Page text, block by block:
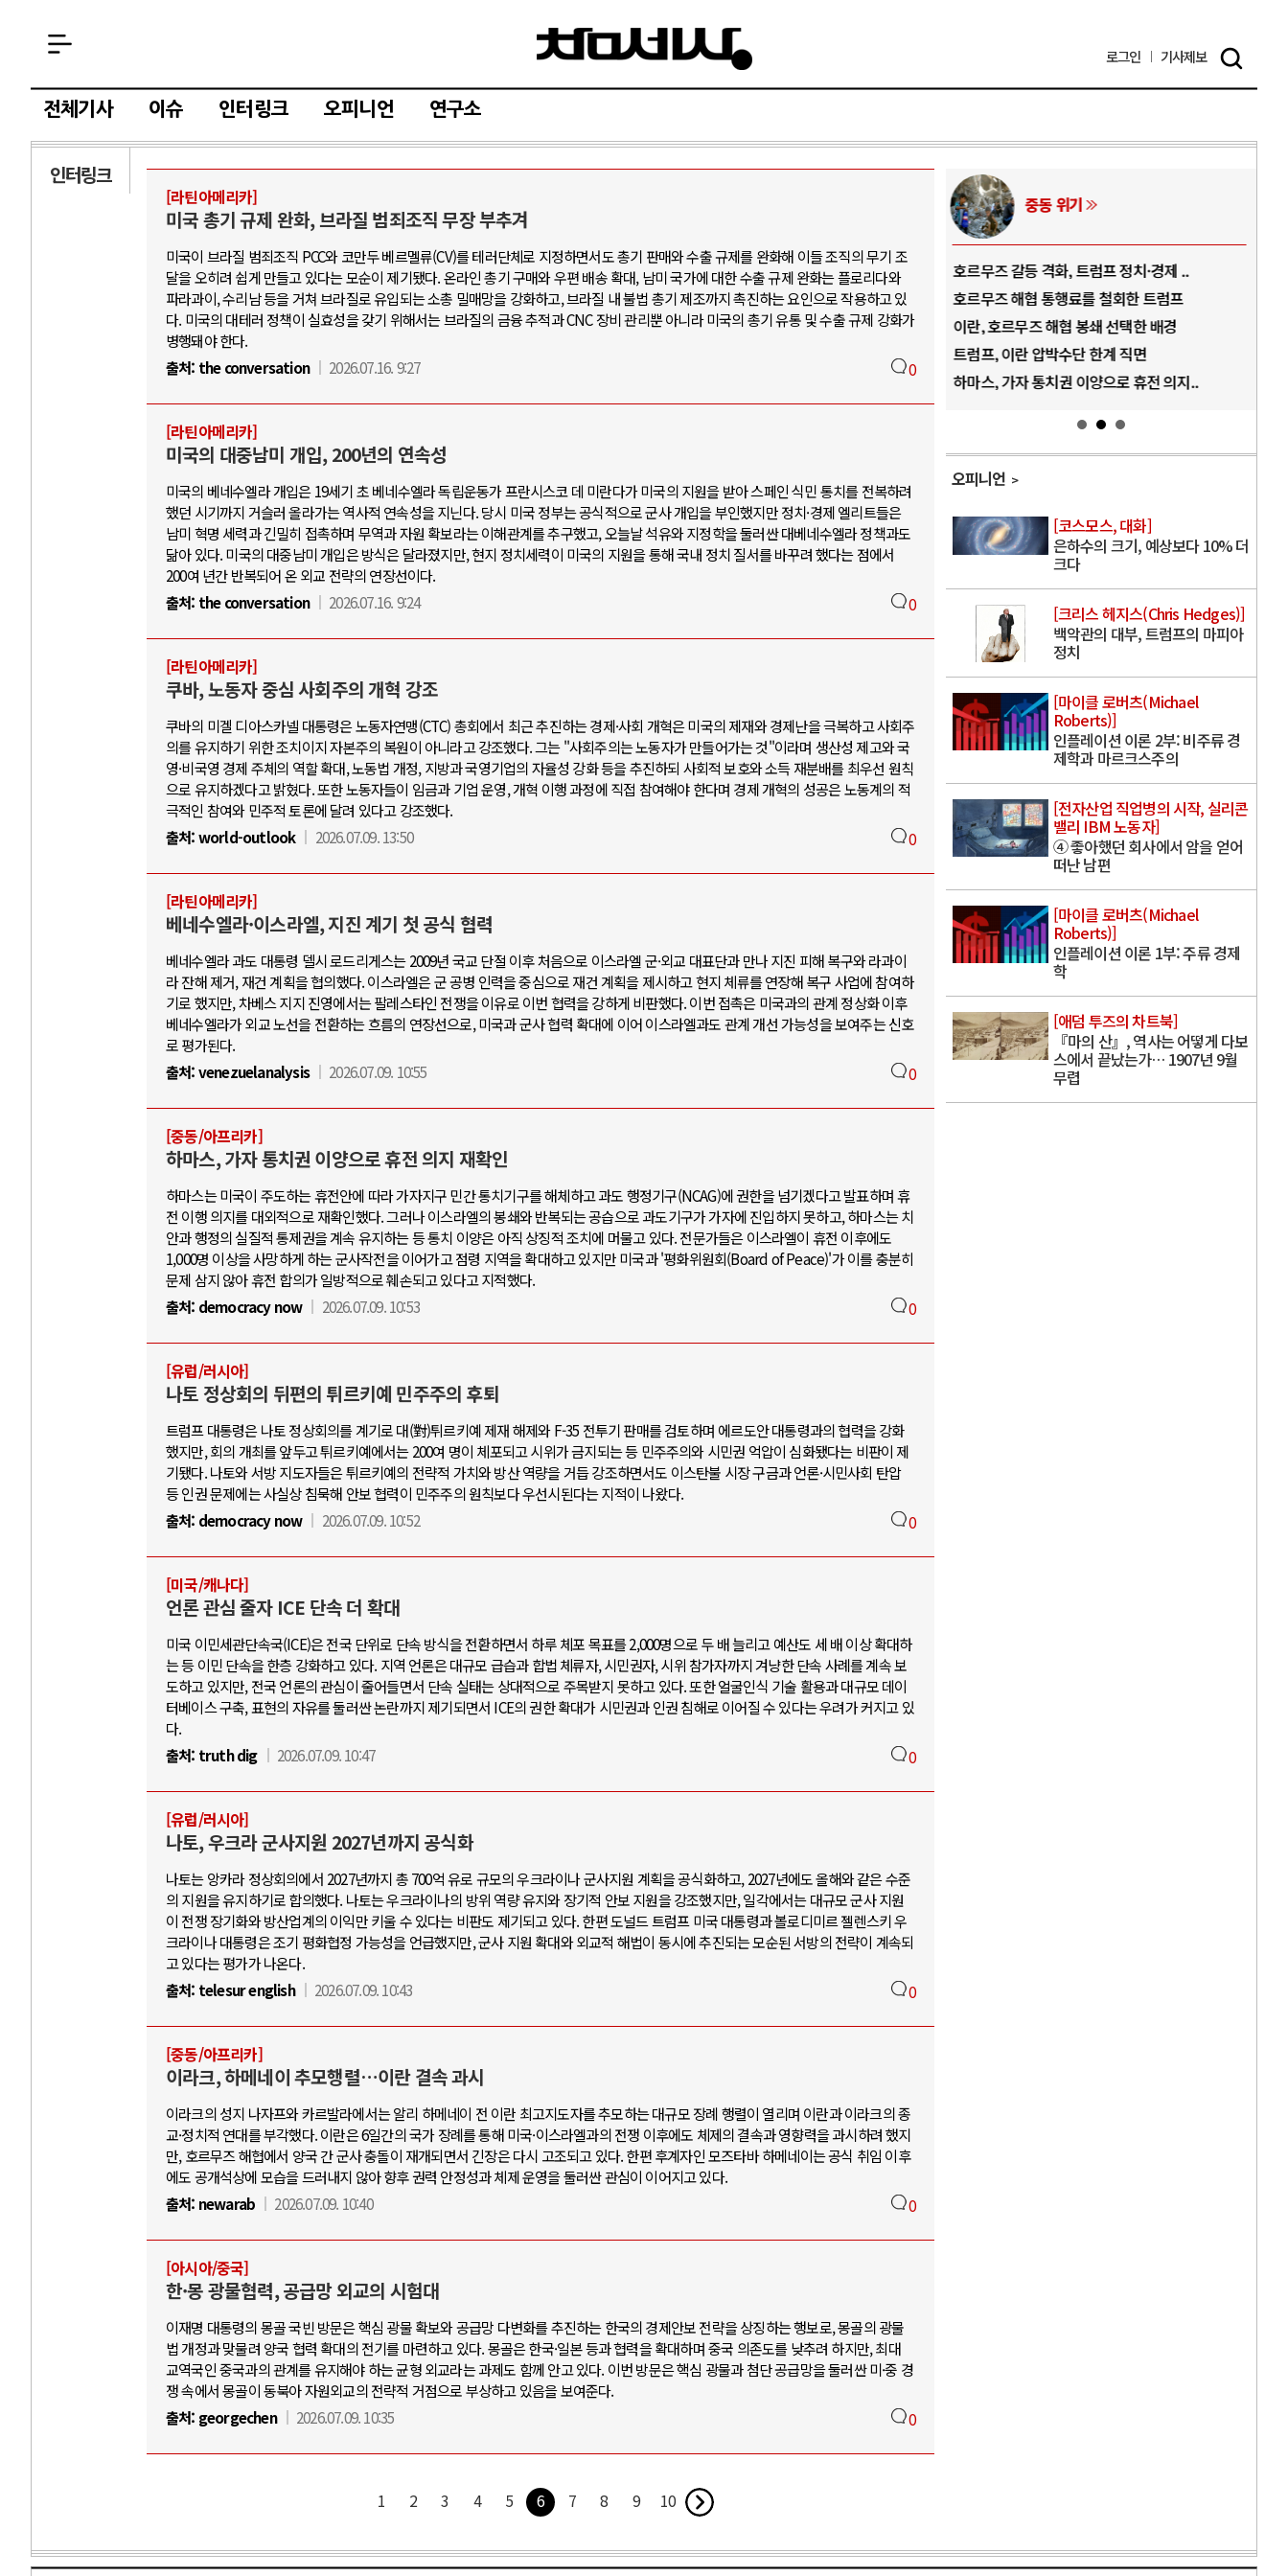
로그인 기사제보
전체기사 이슈 인터링크 오피니언 연구소
인터링크
[라틴아메리카]
미국 총기 규제 완화, 브라질 범죄조직 무장 부추겨
미국이 브라질 범죄조직 PCC와 코만두 베르멜류(CV)를 테러단체로 지정하면서도 총기 판매와 수출 규제를 완화해 이들 조직의 무기 조
달을 오히려 쉽게 만들고 있다는 모순이 제기됐다. 온라인 총기 구매와 우편 배송 확대, 남미 국가에 대한 수출 규제 완화는 플로리다와
파라과이, 수리남 등을 거쳐 브라질로 유입되는 소총 밀매망을 강화하고, 브라질 내 불법 총기 제조까지 촉진하는 요인으로 작용하고 있
다. 미국의 대테러 정책이 실효성을 갖기 위해서는 브라질의 금융 추적과 CNC 장비 관리뿐 아니라 미국의 총기 유통 및 수출 규제 강화가
병행돼야 한다.
출처: the conversation 2026.07.16. 9:27 0
[라틴아메리카]
미국의 대중남미 개입, 200년의 연속성
미국의 베네수엘라 개입은 19세기 초 베네수엘라 독립운동가 프란시스코 데 미란다가 미국의 지원을 받아 스페인 식민 통치를 전복하려
했던 시기까지 거슬러 올라가는 역사적 연속성을 지닌다. 당시 미국 정부는 공식적으로 군사 개입을 부인했지만 정치·경제 엘리트들은
남미 혁명 세력과 긴밀히 접촉하며 무역과 자원 확보라는 이해관계를 추구했고, 오늘날 석유와 지정학을 둘러싼 대베네수엘라 정책과도
닮아 있다. 미국의 대중남미 개입은 방식은 달라졌지만, 현지 정치세력이 미국의 지원을 통해 국내 정치 질서를 바꾸려 했다는 점에서
200여 년간 반복되어 온 외교 전략의 연장선이다.
출처: the conversation 2026.07.16. 9:24 0
[라틴아메리카]
쿠바, 노동자 중심 사회주의 개혁 강조
쿠바의 미겔 디아스카넬 대통령은 노동자연맹(CTC) 총회에서 최근 추진하는 경제·사회 개혁은 미국의 제재와 경제난을 극복하고 사회주
의를 유지하기 위한 조치이지 자본주의 복원이 아니라고 강조했다. 그는 "사회주의는 노동자가 만들어가는 것"이라며 생산성 제고와 국
영·비국영 경제 주체의 역할 확대, 노동법 개정, 지방과 국영기업의 자율성 강화 등을 추진하되 사회적 보호와 소득 재분배를 최우선 원칙
으로 유지하겠다고 밝혔다. 또한 노동자들이 임금과 기업 운영, 개혁 이행 과정에 직접 참여해야 한다며 경제 개혁의 성공은 노동계의 적
극적인 참여와 민주적 토론에 달려 있다고 강조했다.
출처:world-outlook 2026.07.09. 13:50 0
[라틴아메리카]
베네수엘라·이스라엘, 지진 계기 첫 공식 협력
베네수엘라 과도 대통령 델시 로드리게스는 2009년 국교 단절 이후 처음으로 이스라엘 군·외교 대표단과 만나 지진 피해 복구와 라과이
라 잔해 제거, 재건 계획을 협의했다. 이스라엘은 군 공병 인력을 중심으로 재건 계획을 제시하고 현지 체류를 연장해 복구 사업에 참여하
기로 했지만, 차베스 지지 진영에서는 팔레스타인 전쟁을 이유로 이번 협력을 강하게 비판했다. 이번 접촉은 미국과의 관계 정상화 이후
베네수엘라가 외교 노선을 전환하는 흐름의 연장선으로, 미국과 군사 협력 확대에 이어 이스라엘과도 관계 개선 가능성을 보여주는 신호
로 평가된다.
출처:venezuelanalysis 2026.07.09. 10:55 0
[중동/아프리카]
하마스, 가자 통치권 이양으로 휴전 의지 재확인
하마스는 미국이 주도하는 휴전안에 따라 가자지구 민간 통치기구를 해체하고 과도 행정기구(NCAG)에 권한을 넘기겠다고 발표하며 휴
전 이행 의지를 대외적으로 재확인했다. 그러나 이스라엘의 봉쇄와 반복되는 공습으로 과도기구가 가자에 진입하지 못하고, 하마스는 치
안과 행정의 실질적 통제권을 계속 유지하는 등 통치 이양은 아직 상징적 조치에 머물고 있다. 전문가들은 이스라엘이 휴전 이후에도
1,000명 이상을 사망하게 하는 군사작전을 이어가고 점령 지역을 확대하고 있지만 미국과 '평화위원회(Board of Peace)'가 이를 충분히
문제 삼지 않아 휴전 합의가 일방적으로 훼손되고 있다고 지적했다.
출처: democracy now 2026.07.09. 10:53 0
[유럽/러시아]
나토 정상회의 뒤편의 튀르키예 민주주의 후퇴
트럼프 대통령은 나토 정상회의를 계기로 대(對)튀르키예 제재 해제와 F-35 전투기 판매를 검토하며 에르도안 대통령과의 협력을 강화
했지만, 회의 개최를 앞두고 튀르키예에서는 200여 명이 체포되고 시위가 금지되는 등 민주주의와 시민권 억압이 심화됐다는 비판이 제
기됐다. 나토와 서방 지도자들은 튀르키예의 전략적 가치와 방산 역량을 거듭 강조하면서도 이스탄불 시장 구금과 언론·시민사회 탄압
등 인권 문제에는 사실상 침묵해 안보 협력이 민주주의 원칙보다 우선시된다는 지적이 나왔다.
출처: democracy now 2026.07.09. 10:52 0
[미국/캐나다]
언론 관심 줄자 ICE 단속 더 확대
미국 이민세관단속국(ICE)은 전국 단위로 단속 방식을 전환하면서 하루 체포 목표를 2,000명으로 두 배 늘리고 예산도 세 배 이상 확대하
는 등 이민 단속을 한층 강화하고 있다. 지역 언론은 대규모 급습과 합법 체류자, 시민권자, 시위 참가자까지 겨냥한 단속 사례를 계속 보
도하고 있지만, 전국 언론의 관심이 줄어들면서 단속 실태는 상대적으로 주목받지 못하고 있다. 또한 얼굴인식 기술 활용과 대규모 데이
터베이스 구축, 표현의 자유를 둘러싼 논란까지 제기되면서 ICE의 권한 확대가 시민권과 인권 침해로 이어질 수 있다는 우려가 커지고 있
다.
출처: truth dig 2026.07.09. 10:47 0
[유럽/러시아]
나토, 우크라 군사지원 2027년까지 공식화
나토는 앙카라 정상회의에서 2027년까지 총 700억 유로 규모의 우크라이나 군사지원 계획을 공식화하고, 2027년에도 올해와 같은 수준
의 지원을 유지하기로 합의했다. 나토는 우크라이나의 방위 역량 유지와 장기적 안보 지원을 강조했지만, 일각에서는 대규모 군사 지원
이 전쟁 장기화와 방산업계의 이익만 키울 수 있다는 비판도 제기되고 있다. 한편 도널드 트럼프 미국 대통령과 볼로디미르 젤렌스키 우
크라이나 대통령은 조기 평화협정 가능성을 언급했지만, 군사 지원 확대와 외교적 해법이 동시에 추진되는 모순된 서방의 전략이 계속되
고 있다는 평가가 나온다.
출처: telesur english 2026.07.09. 10:43 0
[중동/아프리카]
이라크, 하메네이 추모행렬…이란 결속 과시
이라크의 성지 나자프와 카르발라에서는 알리 하메네이 전 이란 최고지도자를 추모하는 대규모 장례 행렬이 열리며 이란과 이라크의 종
교·정치적 연대를 부각했다. 이란은 6일간의 국가 장례를 통해 미국·이스라엘과의 전쟁 이후에도 체제의 결속과 영향력을 과시하려 했지
만, 호르무즈 해협에서 양국 간 군사 충돌이 재개되면서 긴장은 다시 고조되고 있다. 한편 후계자인 모즈타바 하메네이는 공식 취임 이후
에도 공개석상에 모습을 드러내지 않아 향후 권력 안정성과 체제 운영을 둘러싼 관심이 이어지고 있다.
출처: newarab 2026.07.09. 10:40 0
[아시아/중국]
한·몽 광물협력, 공급망 외교의 시험대
이재명 대통령의 몽골 국빈 방문은 핵심 광물 확보와 공급망 다변화를 추진하는 한국의 경제안보 전략을 상징하는 행보로, 몽골의 광물
법 개정과 맞물려 양국 협력 확대의 전기를 마련하고 있다. 몽골은 한국·일본 등과 협력을 확대하며 중국 의존도를 낮추려 하지만, 최대
교역국인 중국과의 관계를 유지해야 하는 균형 외교라는 과제도 함께 안고 있다. 이번 방문은 핵심 광물과 첨단 공급망을 둘러싼 미·중 경
쟁 속에서 몽골이 동북아 자원외교의 전략적 거점으로 부상하고 있음을 보여준다.
출처: georgechen 2026.07.09. 10:35 0
1 2 3 4 5 6 7 8 9 10
중국 AI, 저가 공세로 글로벌 토큰 시..
AI 국부펀드 구상 놓고 미국 진보진영 ..
AI 데이터센터 반대 투쟁은 새로운 글로..
AI는 어떻게 미국 민주주의를 잠식하고 ..
전쟁의 추상화: 우크라이나, 대리전의 역..
EU·우크라이나 드론 협력 직후, 러시아..
나토, 우크라 군사지원 2027년까지 공..
중동 위기
호르무즈 갈등 격화, 트럼프 정치·경제 ..
호르무즈 해협 통행료를 철회한 트럼프
이란, 호르무즈 해협 봉쇄 선택한 배경
트럼프, 이란 압박수단 한계 직면
하마스, 가자 통치권 이양으로 휴전 의지..
오피니언
[코스모스, 대화]
은하수의 크기, 예상보다 10% 더
크다
[크리스 헤지스(Chris Hedges)]
백악관의 대부, 트럼프의 마피아
정치
[마이클 로버츠(Michael
Roberts)]
인플레이션 이론 2부: 비주류 경
제학과 마르크스주의
[전자산업 직업병의 시작, 실리콘
밸리 IBM 노동자]
④ 좋아했던 회사에서 암을 얻어
떠난 남편
[마이클 로버츠(Michael
Roberts)]
인플레이션 이론 1부: 주류 경제
학
[애덤 투즈의 차트북]
『마의 산』, 역사는 어떻게 다보
스에서 끝났는가… 1907년 9월
무렵